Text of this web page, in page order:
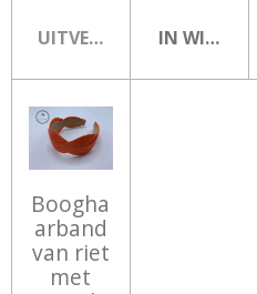
UITVERKOCHTIN
Boogha
arband
van riet
met